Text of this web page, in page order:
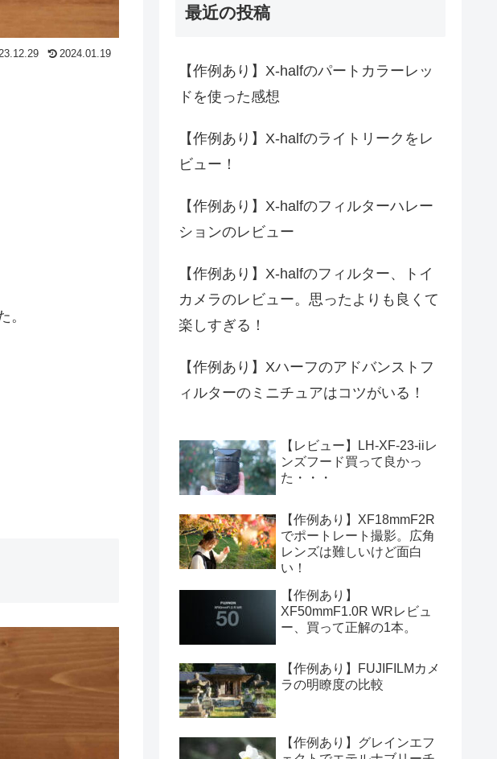
2024.01.19
。
最近の投稿
【作例あり】X-halfのパートカラーレッ
ドを使った感想
【作例あり】X-halfのライトリークをレ
ビュー！
【作例あり】X-halfのフィルターハレー
ションのレビュー
【作例あり】X-halfのフィルター、トイ
カメラのレビュー。思ったよりも良くて
楽しすぎる！
【作例あり】Xハーフのアドバンストフ
ィルターのミニチュアはコツがいる！
【レビュー】LH-XF-23-iiレ
ンズフード買って良かっ
た・・・
【作例あり】XF18mmF2R
でポートレート撮影。広角
レンズは難しいけど面白
い！
【作例あり】
XF50mmF1.0R WRレビュ
ー、買って正解の1本。
【作例あり】FUJIFILMカメ
ラの明瞭度の比較
【作例あり】グレインエフ